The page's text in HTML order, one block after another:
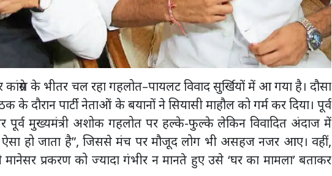
कांग्रेस के भीतर चल रहा गहलोत–पायलट विवाद सुर्खियों में आ गया है। दौसा
दौरान पार्टी नेताओं के बयानों ने सियासी माहौल को गर्म कर दिया। पूर्व
पूर्व मुख्यमंत्री अशोक गहलोत पर हल्के-फुल्के लेकिन विवादित अंदाज में
ऐसा हो जाता है”, जिससे मंच पर मौजूद लोग भी असहज नजर आए। वहीं,
मानेसर प्रकरण को ज्यादा गंभीर न मानते हुए उसे ‘घर का मामला’ बताकर